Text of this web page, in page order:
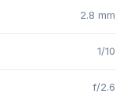
2.8 mm
1/10
f/2.6